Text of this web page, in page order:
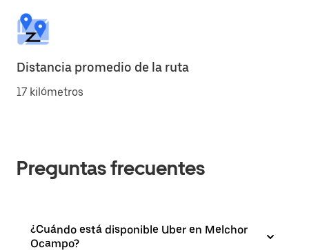
Distancia promedio de la ruta
17 kilómetros
Preguntas frecuentes
¿Cuándo está disponible Uber en Melchor
Ocampo?